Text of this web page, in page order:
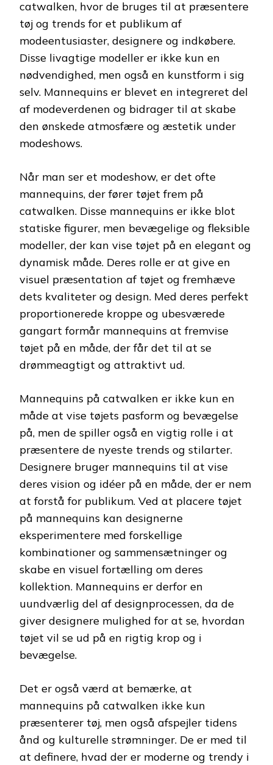
catwalken, hvor de bruges til at præsentere
tøj og trends for et publikum af
modeentusiaster, designere og indkøbere.
Disse livagtige modeller er ikke kun en
nødvendighed, men også en kunstform i sig
selv. Mannequins er blevet en integreret del
af modeverdenen og bidrager til at skabe
den ønskede atmosfære og æstetik under
modeshows.
Når man ser et modeshow, er det ofte
mannequins, der fører tøjet frem på
catwalken. Disse mannequins er ikke blot
statiske figurer, men bevægelige og fleksible
modeller, der kan vise tøjet på en elegant og
dynamisk måde. Deres rolle er at give en
visuel præsentation af tøjet og fremhæve
dets kvaliteter og design. Med deres perfekt
proportionerede kroppe og ubesværede
gangart formår mannequins at fremvise
tøjet på en måde, der får det til at se
drømmeagtigt og attraktivt ud.
Mannequins på catwalken er ikke kun en
måde at vise tøjets pasform og bevægelse
på, men de spiller også en vigtig rolle i at
præsentere de nyeste trends og stilarter.
Designere bruger mannequins til at vise
deres vision og idéer på en måde, der er nem
at forstå for publikum. Ved at placere tøjet
på mannequins kan designerne
eksperimentere med forskellige
kombinationer og sammensætninger og
skabe en visuel fortælling om deres
kollektion. Mannequins er derfor en
uundværlig del af designprocessen, da de
giver designere mulighed for at se, hvordan
tøjet vil se ud på en rigtig krop og i
bevægelse.
Det er også værd at bemærke, at
mannequins på catwalken ikke kun
præsenterer tøj, men også afspejler tidens
ånd og kulturelle strømninger. De er med til
at definere, hvad der er moderne og trendy i